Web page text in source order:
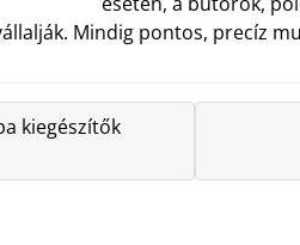
Mindig pontos, precíz
kiegészítők